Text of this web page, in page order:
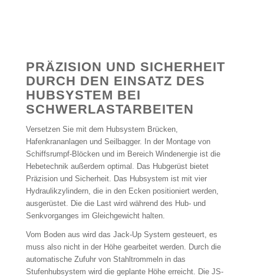
PRÄZISION UND SICHERHEIT
DURCH DEN EINSATZ DES
HUBSYSTEM BEI
SCHWERLASTARBEITEN
Versetzen Sie mit dem Hubsystem Brücken,
Hafenkrananlagen und Seilbagger. In der Montage von
Schiffsrumpf-Blöcken und im Bereich Windenergie ist die
Hebetechnik außerdem optimal. Das Hubgerüst bietet
Präzision und Sicherheit. Das Hubsystem ist mit vier
Hydraulikzylindern, die in den Ecken positioniert werden,
ausgerüstet. Die die Last wird während des Hub- und
Senkvorganges im Gleichgewicht halten.
Vom Boden aus wird das Jack-Up System gesteuert, es
muss also nicht in der Höhe gearbeitet werden. Durch die
automatische Zufuhr von Stahltrommeln in das
Stufenhubsystem wird die geplante Höhe erreicht. Die JS-